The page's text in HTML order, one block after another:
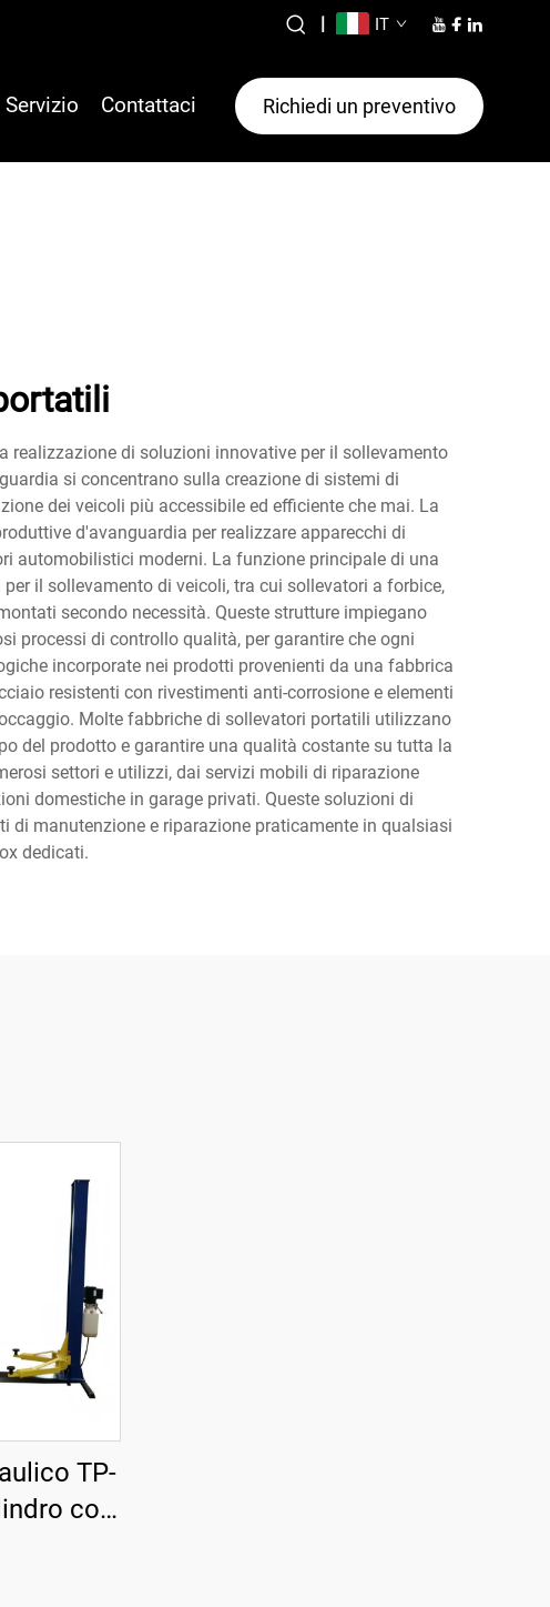
| IT
Servizio Contattaci Richiedi un preventivo
di soluzioni innovative per il sollevamento
si concentrano sulla creazione di sistemi di
dei veicoli più accessibile ed efficiente che mai. La
d'avanguardia per realizzare apparecchi di
automobilistici moderni. La funzione principale di una
il sollevamento di veicoli, tra cui sollevatori a forbice,
secondo necessità. Queste strutture impiegano
processi di controllo qualità, per garantire che ogni
incorporate nei prodotti provenienti da una fabbrica
resistenti con rivestimenti anti-corrosione e elementi
Molte fabbriche di sollevatori portatili utilizzano
del prodotto e garantire una qualità costante su tutta la
settori e utilizzi, dai servizi mobili di riparazione
domestiche in garage privati. Queste soluzioni di
manutenzione e riparazione praticamente in qualsiasi
dedicati.
TP-
con